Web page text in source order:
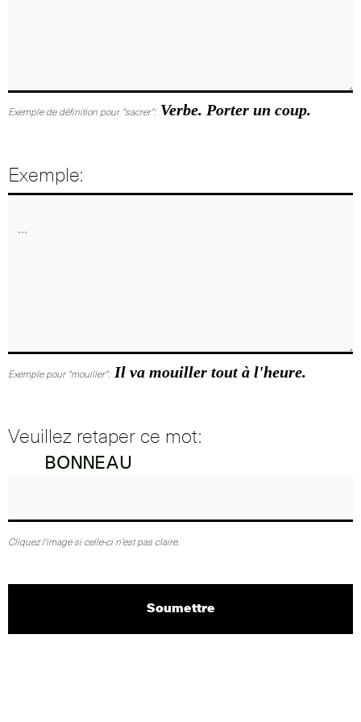
Exemple de définition pour "sacrer": Verbe. Porter un coup.
Exemple:
Exemple pour "mouiller": Il va mouiller tout à l'heure.
Veuillez retaper ce mot:
Cliquez l'image si celle-ci n'est pas claire.
Soumettre